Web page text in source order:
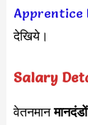
Apprentice
देखिये।
Salary
वेतनमान